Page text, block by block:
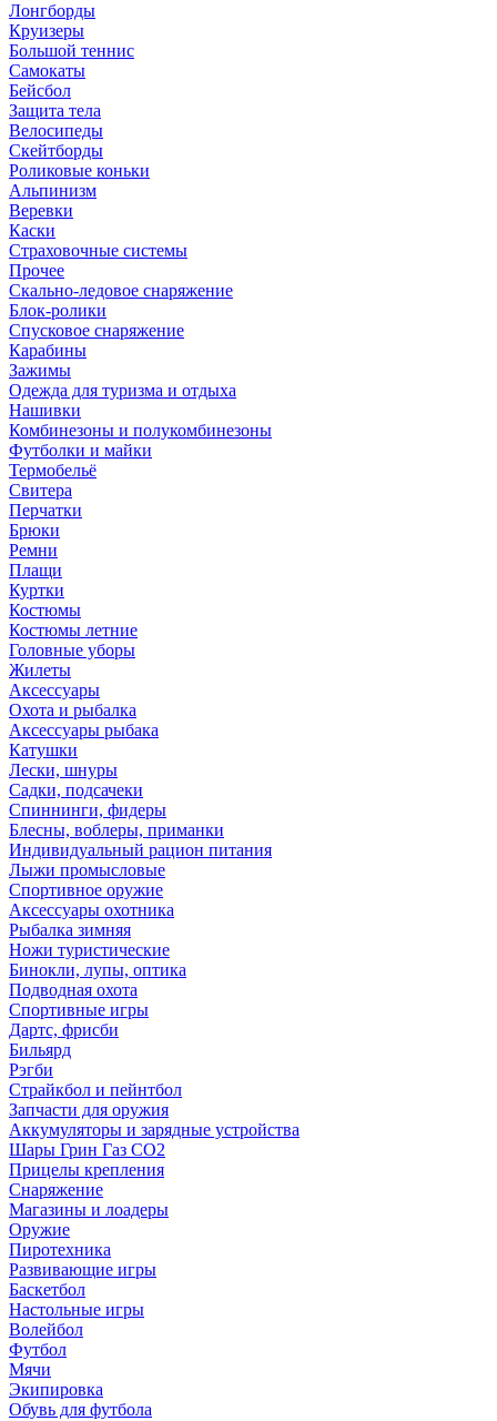
Лонгборды
Круизеры
Большой теннис
Самокаты
Бейсбол
Защита тела
Велосипеды
Скейтборды
Роликовые коньки
Альпинизм
Веревки
Каски
Страховочные системы
Прочее
Скально-ледовое снаряжение
Блок-ролики
Спусковое снаряжение
Карабины
Зажимы
Одежда для туризма и отдыха
Нашивки
Комбинезоны и полукомбинезоны
Футболки и майки
Термобельё
Свитера
Перчатки
Брюки
Ремни
Плащи
Куртки
Костюмы
Костюмы летние
Головные уборы
Жилеты
Аксессуары
Охота и рыбалка
Аксессуары рыбака
Катушки
Лески, шнуры
Садки, подсачеки
Спиннинги, фидеры
Блесны, воблеры, приманки
Индивидуальный рацион питания
Лыжи промысловые
Спортивное оружие
Аксессуары охотника
Рыбалка зимняя
Ножи туристические
Бинокли, лупы, оптика
Подводная охота
Спортивные игры
Дартс, фрисби
Бильярд
Рэгби
Страйкбол и пейнтбол
Запчасти для оружия
Аккумуляторы и зарядные устройства
Шары Грин Газ СО2
Прицелы крепления
Снаряжение
Магазины и лоадеры
Оружие
Пиротехника
Развивающие игры
Баскетбол
Настольные игры
Волейбол
Футбол
Мячи
Экипировка
Обувь для футбола